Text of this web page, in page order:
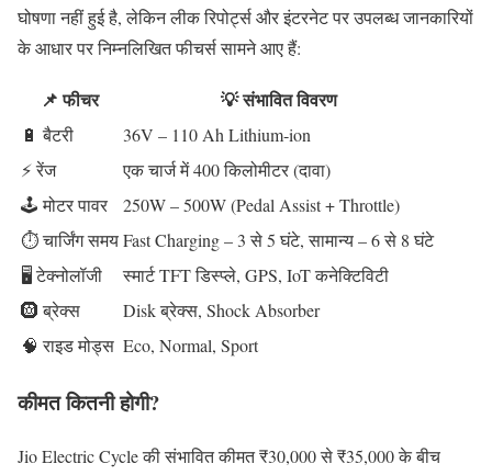
घोषणा नहीं हुई है, लेकिन लीक रिपोर्ट्स और इंटरनेट पर उपलब्ध जानकारियों
के आधार पर निम्नलिखित फीचर्स सामने आए हैं:
📌 फीचर 💡 संभावित विवरण
🔋 बैटरी
36V – 110 Ah Lithium‑ion
⚡ रेंज
एक चार्ज में 400 किलोमीटर (दावा)
🕹️ मोटर पावर
250W – 500W (Pedal Assist + Throttle)
⏱️ चार्जिंग समयFast Charging – 3 से 5 घंटे, सामान्य – 6 से 8 घंटे
🖥️ टेक्नोलॉजी
स्मार्ट TFT डिस्प्ले, GPS, IoT कनेक्टिविटी
🛞 ब्रेक्स
Disk ब्रेक्स, Shock Absorber
🧠 राइड मोड्स Eco, Normal, Sport
कीमत कितनी होगी?
Jio Electric Cycle की संभावित कीमत ₹30,000 से ₹35,000 के बीच